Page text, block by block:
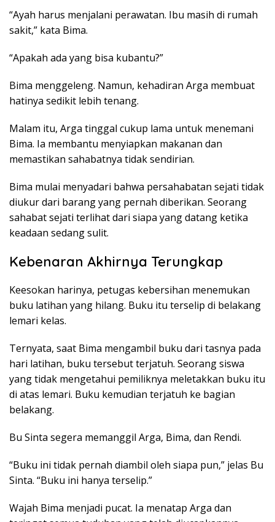
“Ayah harus menjalani perawatan. Ibu masih di rumah
sakit,” kata Bima.
“Apakah ada yang bisa kubantu?”
Bima menggeleng. Namun, kehadiran Arga membuat
hatinya sedikit lebih tenang.
Malam itu, Arga tinggal cukup lama untuk menemani
Bima. Ia membantu menyiapkan makanan dan
memastikan sahabatnya tidak sendirian.
Bima mulai menyadari bahwa persahabatan sejati tidak
diukur dari barang yang pernah diberikan. Seorang
sahabat sejati terlihat dari siapa yang datang ketika
keadaan sedang sulit.
Kebenaran Akhirnya Terungkap
Keesokan harinya, petugas kebersihan menemukan
buku latihan yang hilang. Buku itu terselip di belakang
lemari kelas.
Ternyata, saat Bima mengambil buku dari tasnya pada
hari latihan, buku tersebut terjatuh. Seorang siswa
yang tidak mengetahui pemiliknya meletakkan buku itu
di atas lemari. Buku kemudian terjatuh ke bagian
belakang.
Bu Sinta segera memanggil Arga, Bima, dan Rendi.
“Buku ini tidak pernah diambil oleh siapa pun,” jelas Bu
Sinta. “Buku ini hanya terselip.”
Wajah Bima menjadi pucat. Ia menatap Arga dan